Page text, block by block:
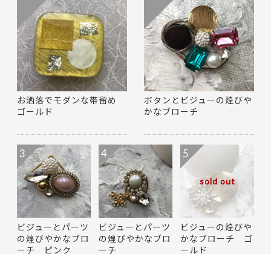
お洒落でモダンな帯留め
ゴールド
ボタンとビジューの煌びや
かなブローチ
ビジューとパーツ
の煌びやかなブロ
ーチ ピンク
3
ビジューとパーツ
の煌びやかなブロ
ーチ
4
sold out
ビジューの煌びや
かなブローチ ゴ
ールド
5